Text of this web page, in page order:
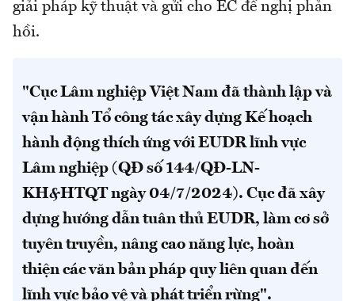
giải pháp kỹ thuật và gửi cho EC đề nghị phản
hồi.
"Cục Lâm nghiệp Việt Nam đã thành lập và
vận hành Tổ công tác xây dựng Kế hoạch
hành động thích ứng với EUDR lĩnh vực
Lâm nghiệp (QĐ số 144/QĐ-LN-
KH&HTQT ngày 04/7/2024). Cục đã xây
dựng hướng dẫn tuân thủ EUDR, làm cơ sở
tuyên truyền, nâng cao năng lực, hoàn
thiện các văn bản pháp quy liên quan đến
lĩnh vực bảo vệ và phát triển rừng".